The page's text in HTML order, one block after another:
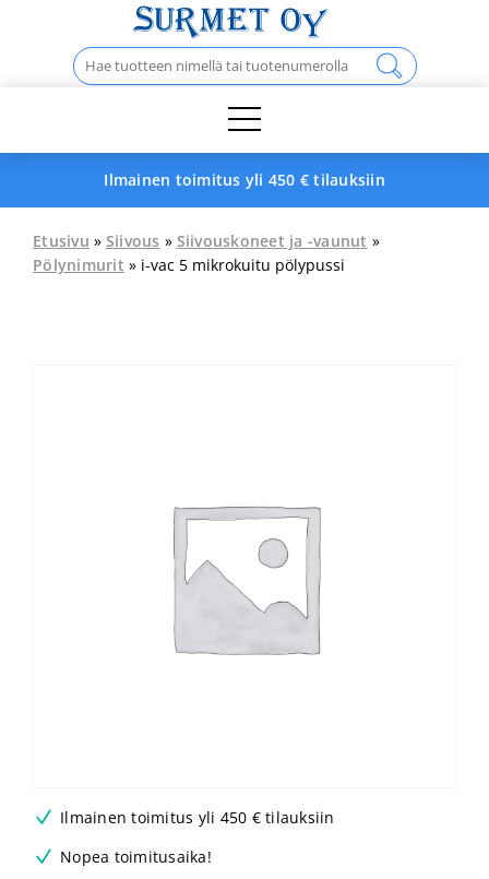
Haku:
Ilmainen toimitus yli 450 € tilauksiin
Etusivu » Siivous » Siivouskoneet ja -vaunut »
Pölynimurit » i-vac 5 mikrokuitu pölypussi
Ilmainen toimitus yli 450 € tilauksiin
Nopea toimitusaika!